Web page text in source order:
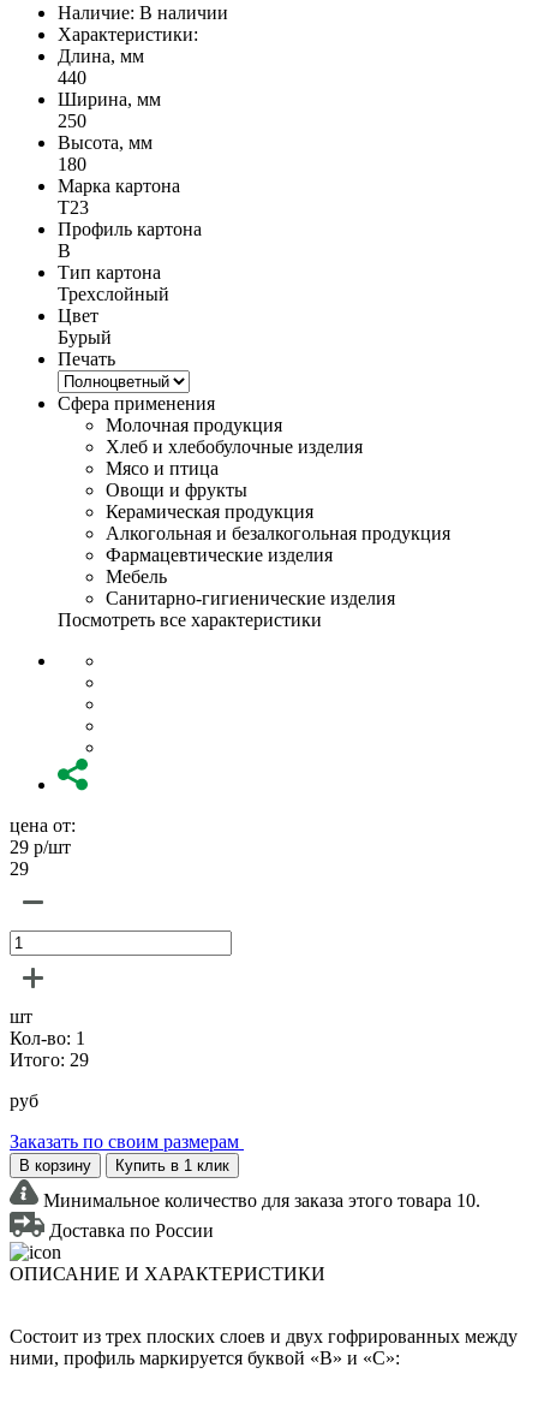
Наличие: В наличии
Характеристики:
Длина, мм
440
Ширина, мм
250
Высота, мм
180
Марка картона
Т23
Профиль картона
B
Тип картона
Трехслойный
Цвет
Бурый
Печать
Сфера применения
Молочная продукция
Хлеб и хлебобулочные изделия
Мясо и птица
Овощи и фрукты
Керамическая продукция
Алкогольная и безалкогольная продукция
Фармацевтические изделия
Мебель
Санитарно-гигиенические изделия
Посмотреть все характеристики
цена от:
29 р/шт
29
шт
Кол-во: 1
Итого: 29
руб
Заказать по своим размерам
В корзину Купить в 1 клик
Минимальное количество для заказа этого товара 10.
Доставка по России
ОПИСАНИЕ И ХАРАКТЕРИСТИКИ
Состоит из трех плоских слоев и двух гофрированных между
ними, профиль маркируется буквой «В» и «С»: